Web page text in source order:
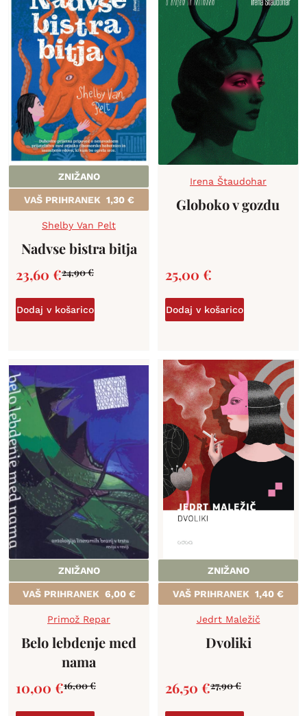
ZNIŽANO
VAŠ PRIHRANEK 1,30 €
Shelby Van Pelt
Nadvse bistra bitja
24,90€
23,60 €
Dodaj v košarico
Irena Štaudohar
Globoko v gozdu
25,00 €
Dodaj v košarico
ZNIŽANO
VAŠ PRIHRANEK 6,00 €
Primož Repar
Belo lebdenje med
nama
16,00€
10,00 €
ZNIŽANO
VAŠ PRIHRANEK 1,40 €
Jedrt Maležič
Dvoliki
27,90€
26,50 €